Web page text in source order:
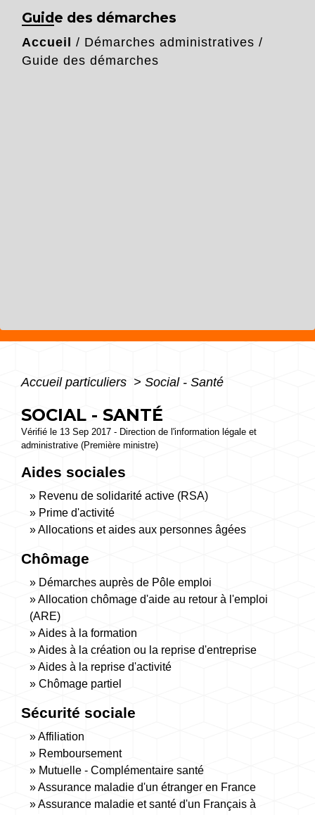
Guide des démarches
Accueil / Démarches administratives /
Guide des démarches
Accueil particuliers > Social - Santé
SOCIAL - SANTÉ
Vérifié le 13 Sep 2017 - Direction de l'information légale et
administrative (Première ministre)
Aides sociales
Revenu de solidarité active (RSA)
Prime d'activité
Allocations et aides aux personnes âgées
Chômage
Démarches auprès de Pôle emploi
Allocation chômage d'aide au retour à l'emploi
(ARE)
Aides à la formation
Aides à la création ou la reprise d'entreprise
Aides à la reprise d'activité
Chômage partiel
Sécurité sociale
Affiliation
Remboursement
Mutuelle - Complémentaire santé
Assurance maladie d'un étranger en France
Assurance maladie et santé d'un Français à